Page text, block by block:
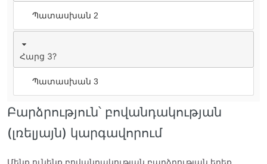
Պատասխան 2
Հարց 3?
Պատասխան 3
Բարձրություն՝ բովանդակության
(լռելյայն) կարգավորում